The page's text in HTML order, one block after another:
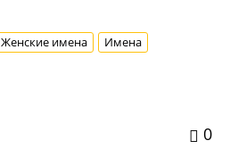
Женские имена
Имена
0